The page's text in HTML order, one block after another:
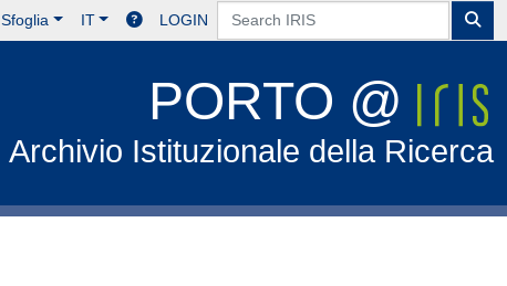
Sfoglia IT LOGIN
PORTO @
Archivio Istituzionale della Ricerca